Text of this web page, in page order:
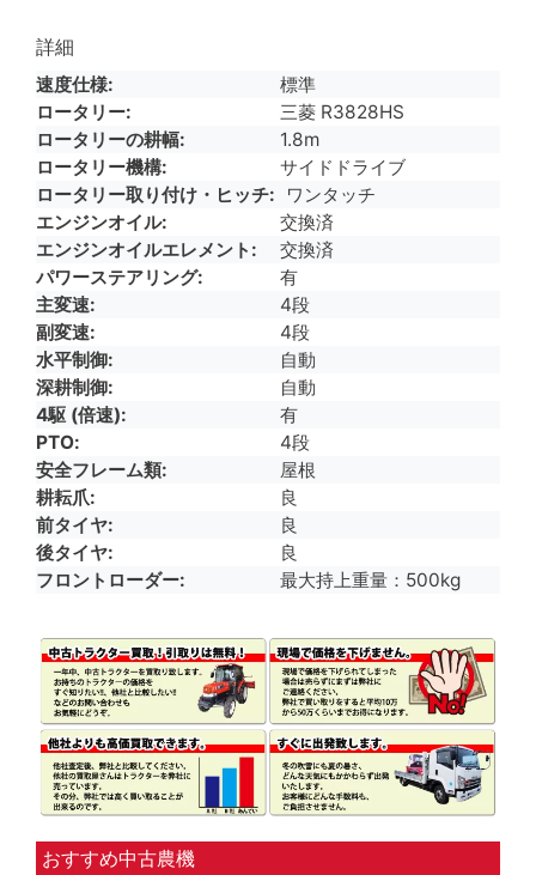
詳細
速度仕様
標準
ロータリー
三菱 R3828HS
ロータリーの耕幅
1.8m
ロータリー機構
サイドドライブ
ロータリー取り付け・ヒッチ
ワンタッチ
エンジンオイル
交換済
エンジンオイルエレメント
交換済
パワーステアリング
有
主変速
4段
副変速
4段
水平制御
自動
深耕制御
自動
4駆 (倍速)
有
PTO
4段
安全フレーム類
屋根
耕耘爪
良
前タイヤ
良
後タイヤ
良
フロントローダー
最大持上重量：500kg
おすすめ中古農機